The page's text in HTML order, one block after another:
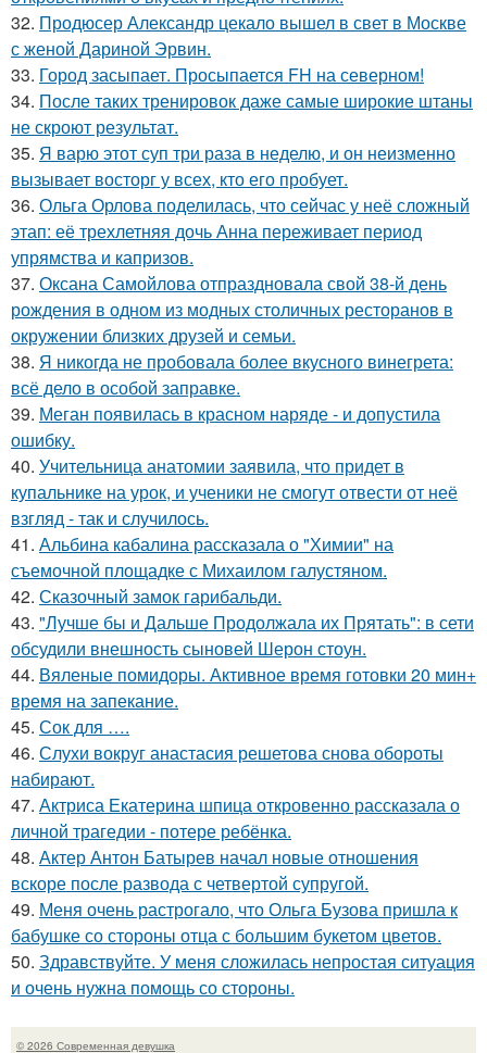
32. Продюсер Александр цекало вышел в свет в Москве
с женой Дариной Эрвин.
33. Город засыпает. Просыпается FH на северном!
34. После таких тренировок даже самые широкие штаны
не скроют результат.
35. Я варю этот суп три раза в неделю, и он неизменно
вызывает восторг у всех, кто его пробует.
36. Ольга Орлова поделилась, что сейчас у неё сложный
этап: её трехлетняя дочь Анна переживает период
упрямства и капризов.
37. Оксана Самойлова отпраздновала свой 38-й день
рождения в одном из модных столичных ресторанов в
окружении близких друзей и семьи.
38. Я никогда не пробовала более вкусного винегрета:
всё дело в особой заправке.
39. Меган появилась в красном наряде - и допустила
ошибку.
40. Учительница анатомии заявила, что придет в
купальнике на урок, и ученики не смогут отвести от неё
взгляд - так и случилось.
41. Альбина кабалина рассказала о "Химии" на
съемочной площадке с Михаилом галустяном.
42. Сказочный замок гарибальди.
43. "Лучше бы и Дальше Продолжала их Прятать": в сети
обсудили внешность сыновей Шерон стоун.
44. Вяленые помидоры. Активное время готовки 20 мин+
время на запекание.
45. Сок для ….
46. Слухи вокруг анастасия решетова снова обороты
набирают.
47. Актриса Екатерина шпица откровенно рассказала о
личной трагедии - потере ребёнка.
48. Актер Антон Батырев начал новые отношения
вскоре после развода с четвертой супругой.
49. Меня очень растрогало, что Ольга Бузова пришла к
бабушке со стороны отца с большим букетом цветов.
50. Здравствуйте. У меня сложилась непростая ситуация
и очень нужна помощь со стороны.
© 2026 Современная девушка